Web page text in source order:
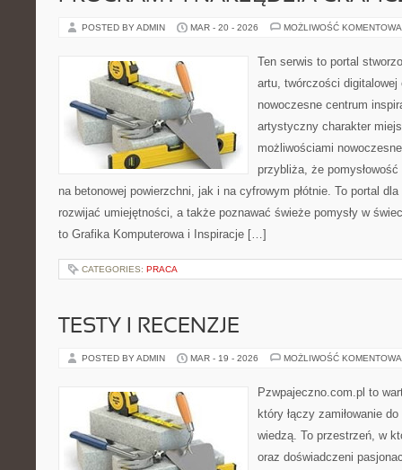
POSTED BY ADMIN MAR - 20 - 2026 MOŻLIWOŚĆ
Ten serwis to portal
artu, twórczości
nowoczesne centrum
artystyczny charakter
możliwościami
przybliża, że
na betonowej powierzchni, jak i na cyfrowym płótnie. To portal
rozwijać umiejętności, a także poznawać świeże pomysły w
to Grafika Komputerowa i Inspiracje […]
CATEGORIES: PRACA
TESTY I RECENZJE
POSTED BY ADMIN MAR - 19 - 2026 MOŻLIWOŚĆ
Pzwpajeczno.com.pl to
który łączy zamiłowanie
wiedzą. To przestrzeń, w
oraz doświadczeni